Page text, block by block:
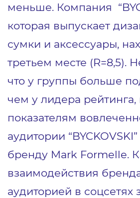
меньше. Компания
которая выпускает
сумки и аксессуары,
третьем месте (R=8,5).
что у группы больше
чем у лидера рейтинга,
показателям
аудитории
бренду Mark Formelle.
взаимодействия
аудиторией в соцсетях